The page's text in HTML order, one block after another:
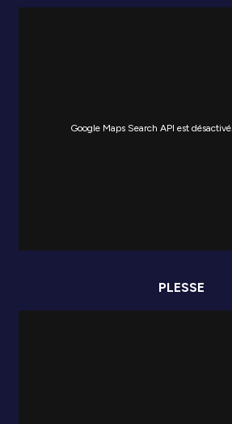
Google Maps Search API est désactivé.
PLESSE